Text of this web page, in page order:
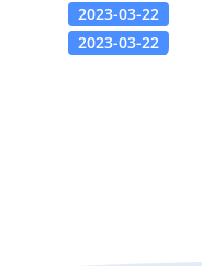
2023-03-22
2023-03-22